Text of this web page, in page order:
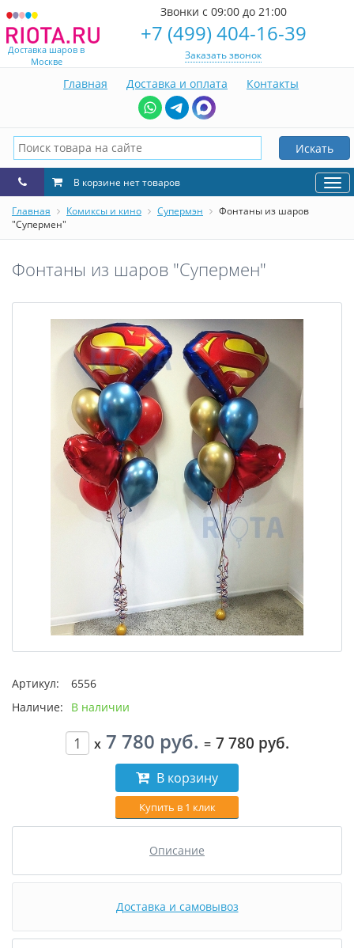
Доставка шаров в
Москве
Звонки с 09:00 до 21:00
+7 (499) 404-16-39
Заказать звонок
Главная Доставка и оплата Контакты
Искать
В корзине нет товаров
Главная Комиксы и кино Супермэн
Фонтаны из шаров
"Супермен"
Фонтаны из шаров "Супермен"
Артикул:
6556
Наличие:
В наличии
x 7 780 руб. = 7 780 руб.
В корзину
Купить в 1 клик
Описание
Доставка и самовывоз